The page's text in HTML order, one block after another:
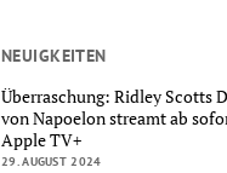
NEUIGKEITEN
Überraschung: Ridley Scotts
von Napoelon streamt ab
Apple TV+
29. AUGUST 2024